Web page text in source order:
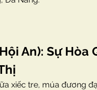
An): Sự Hòa
xiếc tre, múa đương